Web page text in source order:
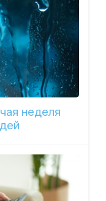
неделя